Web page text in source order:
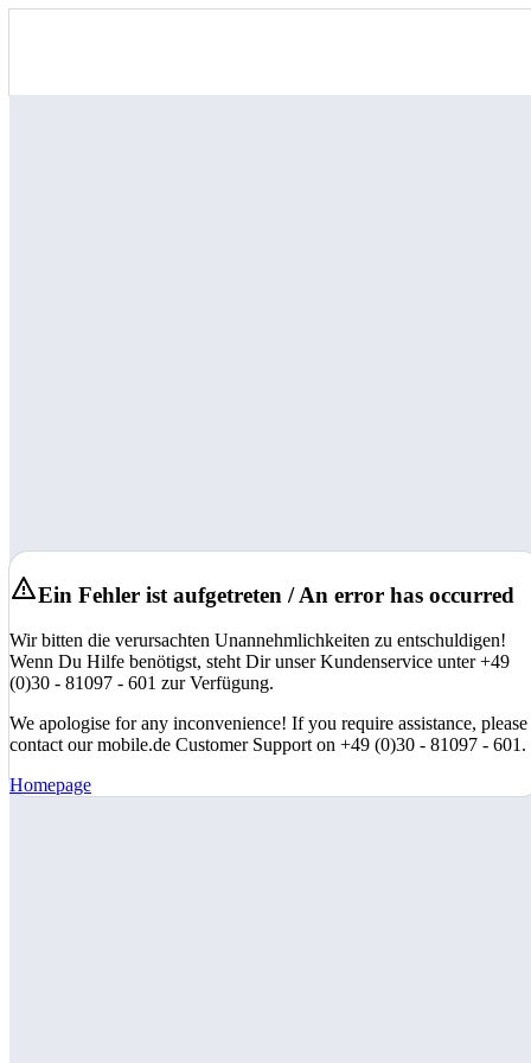
Ein Fehler ist aufgetreten / An error has occurred
Wir bitten die verursachten Unannehmlichkeiten zu entschuldigen!
Wenn Du Hilfe benötigst, steht Dir unser Kundenservice unter +49
(0)30 - 81097 - 601 zur Verfügung.
We apologise for any inconvenience! If you require assistance, please
contact our mobile.de Customer Support on +49 (0)30 - 81097 - 601.
Homepage